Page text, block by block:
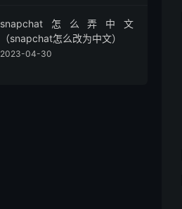
snapchat怎么弄中文
（snapchat怎么改为中文）
2023-04-30